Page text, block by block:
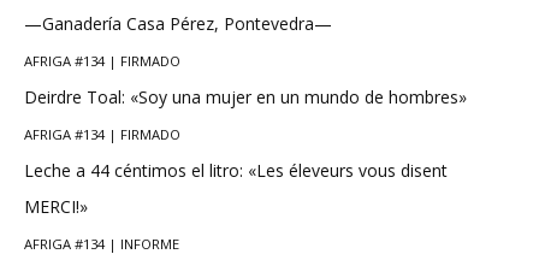
—Ganadería Casa Pérez, Pontevedra—
AFRIGA #134 | FIRMADO
Deirdre Toal: «Soy una mujer en un mundo de hombres»
AFRIGA #134 | FIRMADO
Leche a 44 céntimos el litro: «Les éleveurs vous disent
MERCI!»
AFRIGA #134 | INFORME